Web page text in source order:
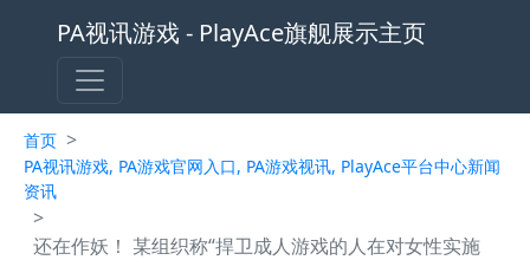
PA视讯游戏 - PlayAce旗舰展示主页
首页 >
PA视讯游戏, PA游戏官网入口, PA游戏视讯, PlayAce平台中心新闻
资讯
>
还在作妖！ 某组织称“捍卫成人游戏的人在对女性实施